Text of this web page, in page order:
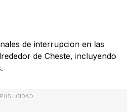
de interrupcion en las
de Cheste, incluyendo
PUBLICIDAD